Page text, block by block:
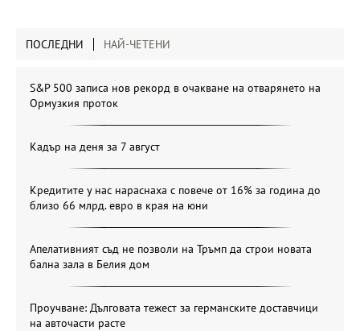
ПОСЛЕДНИ НАЙ-ЧЕТЕНИ
S&P 500 записа нов рекорд в очакване на отварянето на
Ормузкия проток
Кадър на деня за 7 август
Кредитите у нас нараснаха с повече от 16% за година до
близо 66 млрд. евро в края на юни
Апелативният съд не позволи на Тръмп да строи новата
бална зала в Белия дом
Проучване: Дълговата тежест за германските доставчици
на авточасти расте